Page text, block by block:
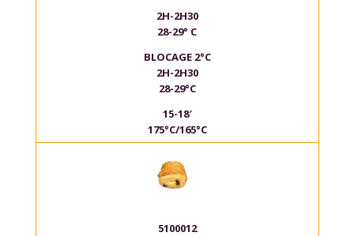
2H-2H30
28-29° C
BLOCAGE 2°C
2H-2H30
28-29°C
15-18′
175°C/165°C
5100012